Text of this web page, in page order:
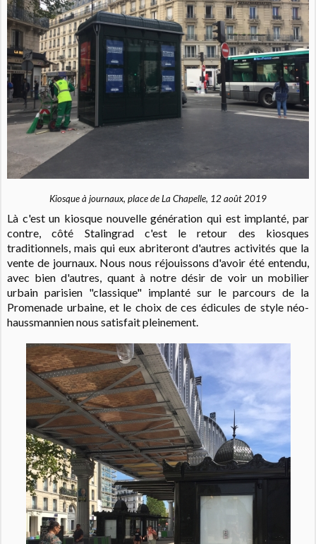
Kiosque à journaux, place de La Chapelle, 12 août 2019
Là c'est un kiosque nouvelle génération qui est implanté, par
contre, côté Stalingrad c'est le retour des kiosques
traditionnels, mais qui eux abriteront d'autres activités que la
vente de journaux. Nous nous réjouissons d'avoir été entendu,
avec bien d'autres, quant à notre désir de voir un mobilier
urbain parisien "classique" implanté sur le parcours de la
Promenade urbaine, et le choix de ces édicules de style néo-
haussmannien nous satisfait pleinement.